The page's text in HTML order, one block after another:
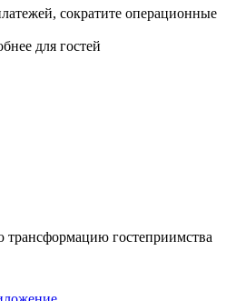
сократите операционные
для гостей
трансформацию гостеприимства